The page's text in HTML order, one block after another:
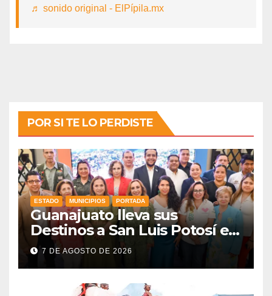
♬ sonido original - ElPípila.mx
POR SI TE LO PERDISTE
ESTADO MUNICIPIOS PORTADA
Guanajuato lleva sus
Destinos a San Luis Potosí en
vísperas de la FENAPO
7 DE AGOSTO DE 2026